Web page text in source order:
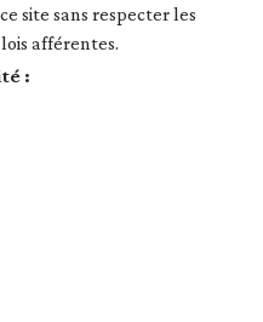
site sans respecter les
afférentes.
: